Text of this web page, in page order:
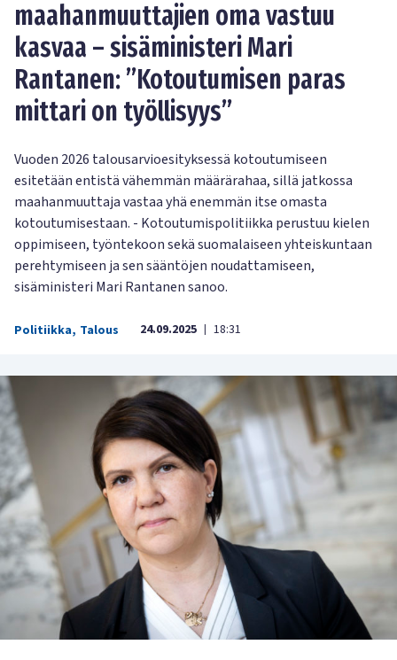
maahanmuuttajien oma vastuu
kasvaa – sisäministeri Mari
Rantanen: ”Kotoutumisen paras
mittari on työllisyys”
Vuoden 2026 talousarvioesityksessä kotoutumiseen
esitetään entistä vähemmän määrärahaa, sillä jatkossa
maahanmuuttaja vastaa yhä enemmän itse omasta
kotoutumisestaan. - Kotoutumispolitiikka perustuu kielen
oppimiseen, työntekoon sekä suomalaiseen yhteiskuntaan
perehtymiseen ja sen sääntöjen noudattamiseen,
sisäministeri Mari Rantanen sanoo.
Politiikka, Talous 24.09.2025 | 18:31